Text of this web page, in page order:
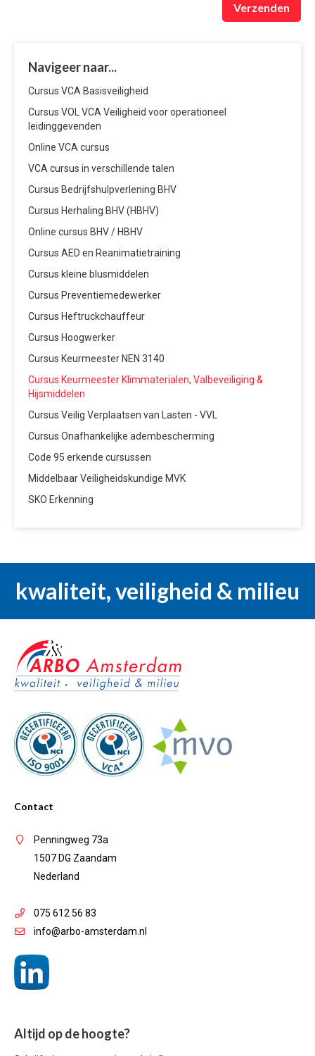
Navigeer naar...
Cursus VCA Basisveiligheid
Cursus VOL VCA Veiligheid voor operationeel
leidinggevenden
Online VCA cursus
VCA cursus in verschillende talen
Cursus Bedrijfshulpverlening BHV
Cursus Herhaling BHV (HBHV)
Online cursus BHV / HBHV
Cursus AED en Reanimatietraining
Cursus kleine blusmiddelen
Cursus Preventiemedewerker
Cursus Heftruckchauffeur
Cursus Hoogwerker
Cursus Keurmeester NEN 3140
Cursus Keurmeester Klimmaterialen, Valbeveiliging &
Hijsmiddelen
Cursus Veilig Verplaatsen van Lasten - VVL
Cursus Onafhankelijke adembescherming
Code 95 erkende cursussen
Middelbaar Veiligheidskundige MVK
SKO Erkenning
Verzenden
kwaliteit, veiligheid & milieu
Contact
Penningweg 73a
1507 DG Zaandam
Nederland
075 612 56 83
info@arbo-amsterdam.nl
Altijd op de hoogte?